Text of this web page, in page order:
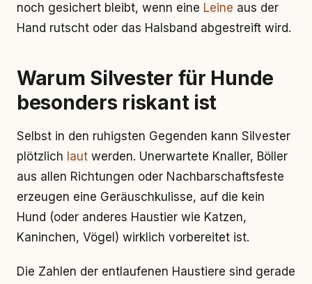
noch gesichert bleibt, wenn eine Leine aus der
Hand rutscht oder das Halsband abgestreift wird.
Warum Silvester für Hunde
besonders riskant ist
Selbst in den ruhigsten Gegenden kann Silvester
plötzlich laut werden. Unerwartete Knaller, Böller
aus allen Richtungen oder Nachbarschaftsfeste
erzeugen eine Geräuschkulisse, auf die kein
Hund (oder anderes Haustier wie Katzen,
Kaninchen, Vögel) wirklich vorbereitet ist.
Die Zahlen der entlaufenen Haustiere sind gerade